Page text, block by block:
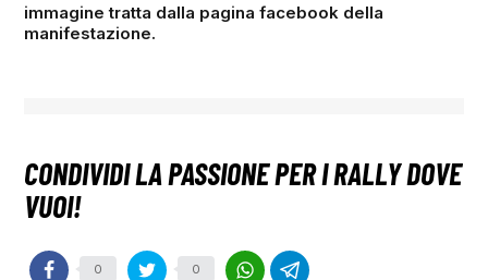
immagine tratta dalla pagina facebook della
manifestazione.
0 0